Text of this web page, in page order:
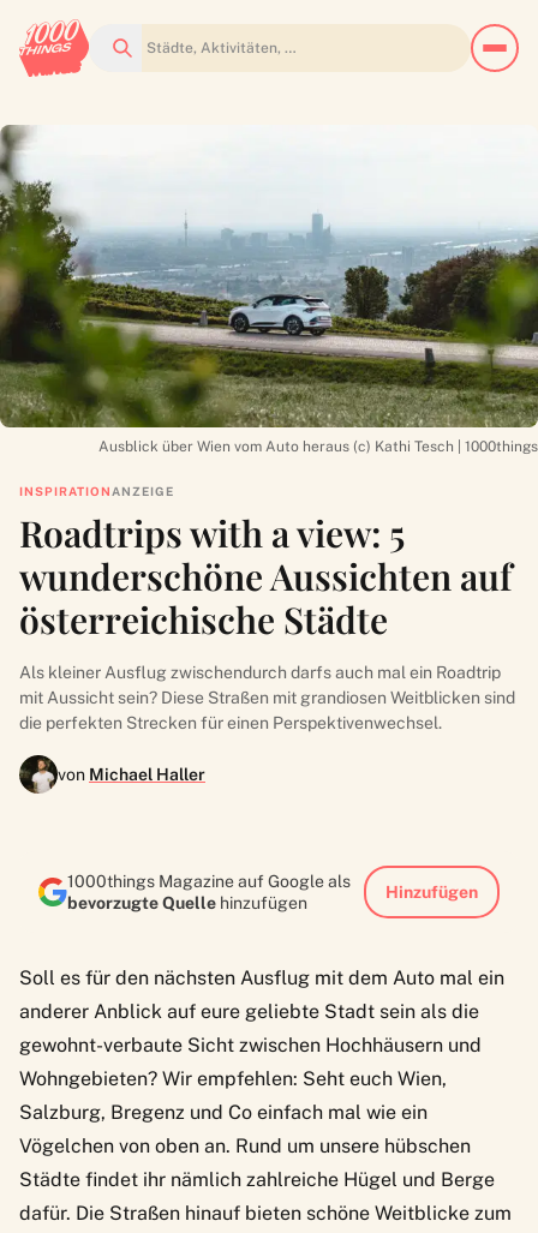
Suchen
Ausblick über Wien vom Auto heraus (c) Kathi Tesch | 1000things
INSPIRATION ANZEIGE
Roadtrips with a view: 5
wunderschöne Aussichten auf
österreichische Städte
Als kleiner Ausflug zwischendurch darfs auch mal ein Roadtrip
mit Aussicht sein? Diese Straßen mit grandiosen Weitblicken sind
die perfekten Strecken für einen Perspektivenwechsel.
von Michael Haller
1000things Magazine auf Google als
bevorzugte Quelle hinzufügen
Hinzufügen
Soll es für den nächsten Ausflug mit dem Auto mal ein
anderer Anblick auf eure geliebte Stadt sein als die
gewohnt-verbaute Sicht zwischen Hochhäusern und
Wohngebieten? Wir empfehlen: Seht euch Wien,
Salzburg, Bregenz und Co einfach mal wie ein
Vögelchen von oben an. Rund um unsere hübschen
Städte findet ihr nämlich zahlreiche Hügel und Berge
dafür. Die Straßen hinauf bieten schöne Weitblicke zum